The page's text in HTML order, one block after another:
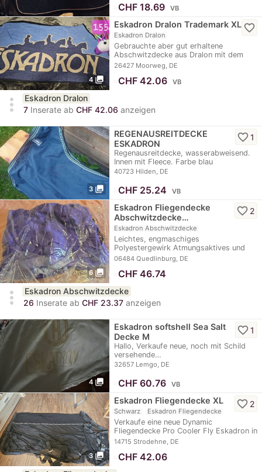
CHF 18.69 VB
4 photo_library
Eskadron Dralon Trademark XL
Eskadron Dralon
Gebrauchte aber gut erhaltene
Abschwitzdecke aus Dralon mit dem
schicken Trademark…
26427 Moorweg, DE
favorite_border
CHF 42.06 VB
more_vert
Eskadron Dralon
7 Inserate ab CHF 42.06 anzeigen
3 photo_library
REGENAUSREITDECKE
ESKADRON
Regenausreitdecke, wasserabweisend.
Innen mit Fleece. Farbe blau
40723 Hilden, DE
favorite_border1
CHF 25.24 VB
6 photo_library
Eskadron Fliegendecke
Abschwitzdecke…
Eskadron Abschwitzdecke
Leichtes, engmaschiges
Polyestergewirk Atmungsaktives und
elastisches Meshmaterial…
06484 Quedlinburg, DE
favorite_border 2
CHF 46.74
more_vert
Eskadron Abschwitzdecke
26 Inserate ab CHF 23.37 anzeigen
4 photo_library
Eskadron softshell Sea Salt
Decke M
Hallo, Verkaufe neue, noch mit Schild
versehende…
32657 Lemgo, DE
favorite_border1
CHF 60.76 VB
3 photo_library
Eskadron Fliegendecke XL
Schwarz Eskadron Fliegendecke
Verkaufe eine neue Dynamic
Fliegendecke Pro Cooler Fly Eskadron in
der Größe…
14715 Strodehne, DE
favorite_border 2
CHF 42.06